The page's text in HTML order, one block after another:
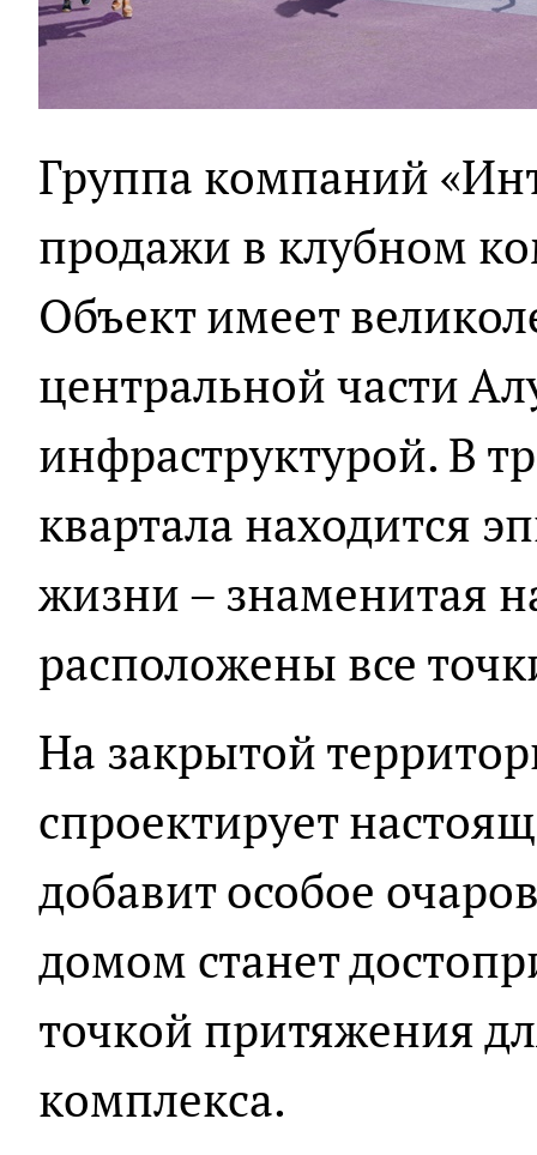
Группа компаний
продажи в клубном
Объект имеет
центральной части
инфраструктурой. В
квартала находится
жизни – знаменитая
расположены все
На закрытой
спроектирует
добавит особое
домом станет
точкой притяжения
комплекса.